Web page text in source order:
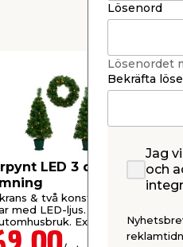
LED 3 delar
& två konstgjorda
med LED-ljus. För inom-
Exkl. batterier.
Lösenord
Lösenordet
Bekräfta
Jag
och